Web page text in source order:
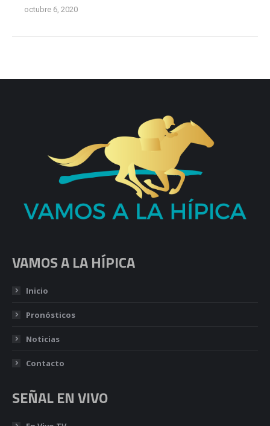
octubre 6, 2020
VAMOS A LA HÍPICA
Inicio
Pronósticos
Noticias
Contacto
SEÑAL EN VIVO